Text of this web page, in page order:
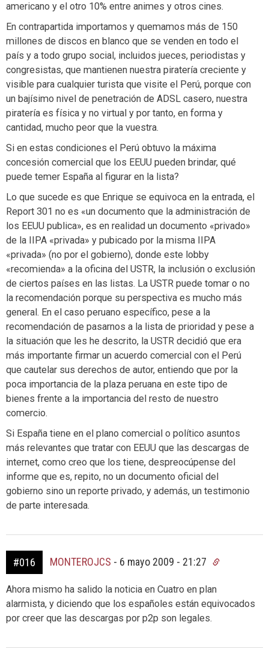
americano y el otro 10% entre animes y otros cines.
En contrapartida importamos y quemamos más de 150
millones de discos en blanco que se venden en todo el
país y a todo grupo social, incluidos jueces, periodistas y
congresistas, que mantienen nuestra piratería creciente y
visible para cualquier turista que visite el Perú, porque con
un bajísimo nivel de penetración de ADSL casero, nuestra
piratería es física y no virtual y por tanto, en forma y
cantidad, mucho peor que la vuestra.
Si en estas condiciones el Perú obtuvo la máxima
concesión comercial que los EEUU pueden brindar, qué
puede temer España al figurar en la lista?
Lo que sucede es que Enrique se equivoca en la entrada, el
Report 301 no es «un documento que la administración de
los EEUU publica», es en realidad un documento «privado»
de la IIPA «privada» y pubicado por la misma IIPA
«privada» (no por el gobierno), donde este lobby
«recomienda» a la oficina del USTR, la inclusión o exclusión
de ciertos países en las listas. La USTR puede tomar o no
la recomendación porque su perspectiva es mucho más
general. En el caso peruano específico, pese a la
recomendación de pasarnos a la lista de prioridad y pese a
la situación que les he descrito, la USTR decidió que era
más importante firmar un acuerdo comercial con el Perú
que cautelar sus derechos de autor, entiendo que por la
poca importancia de la plaza peruana en este tipo de
bienes frente a la importancia del resto de nuestro
comercio.
Si España tiene en el plano comercial o político asuntos
más relevantes que tratar con EEUU que las descargas de
internet, como creo que los tiene, despreocúpense del
informe que es, repito, no un documento oficial del
gobierno sino un reporte privado, y además, un testimonio
de parte interesada.
#016 MONTEROJCS - 6 mayo 2009 - 21:27
Ahora mismo ha salido la noticia en Cuatro en plan
alarmista, y diciendo que los españoles están equivocados
por creer que las descargas por p2p son legales.